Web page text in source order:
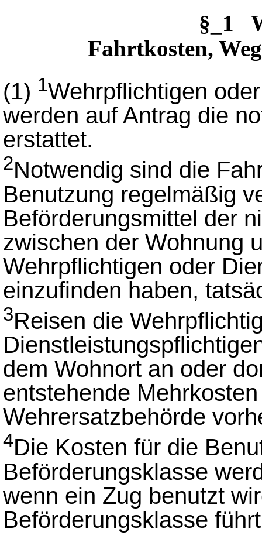
§_1
Fahrtkosten,
(1) 1Wehrpflichtigen
werden auf Antrag die
erstattet.
2Notwendig sind die
Benutzung regelmäßig
Beförderungsmittel der
zwischen der Wohnung
Wehrpflichtigen oder
einzufinden haben,
3Reisen die
dem Wohnort an oder
entstehende
Wehrersatzbehörde
4Die Kosten für die
Beförderungsklasse
wenn ein Zug benutzt
Beförderungsklasse